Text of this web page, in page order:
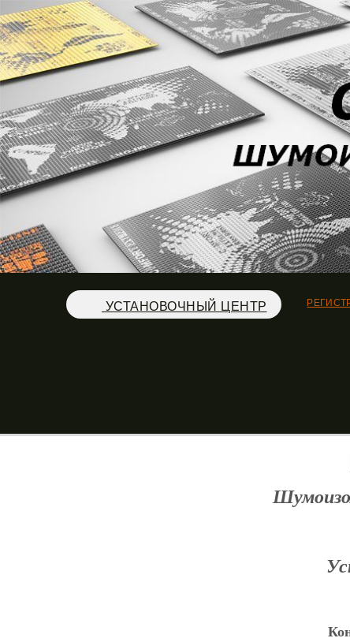
УСТАНОВОЧНЫЙ ЦЕНТР